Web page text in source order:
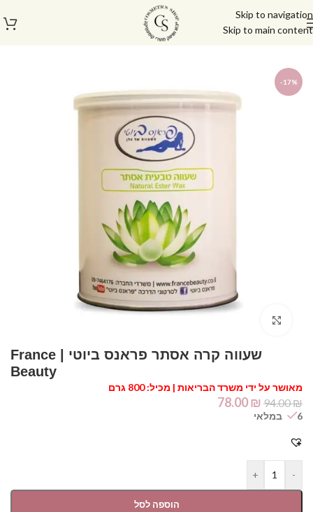
Skip to navigation
Skip to main content
עמוד הבית/חנות
-17%
שעווה קרה אסתר פראנס ביוטי | France
Beauty⁩⁩
מאושר על ידי משרד הבריאות | מכיל: 800 גרם
94.00₪
78.00₪
6 במלאי
-
+
הוספה לסל